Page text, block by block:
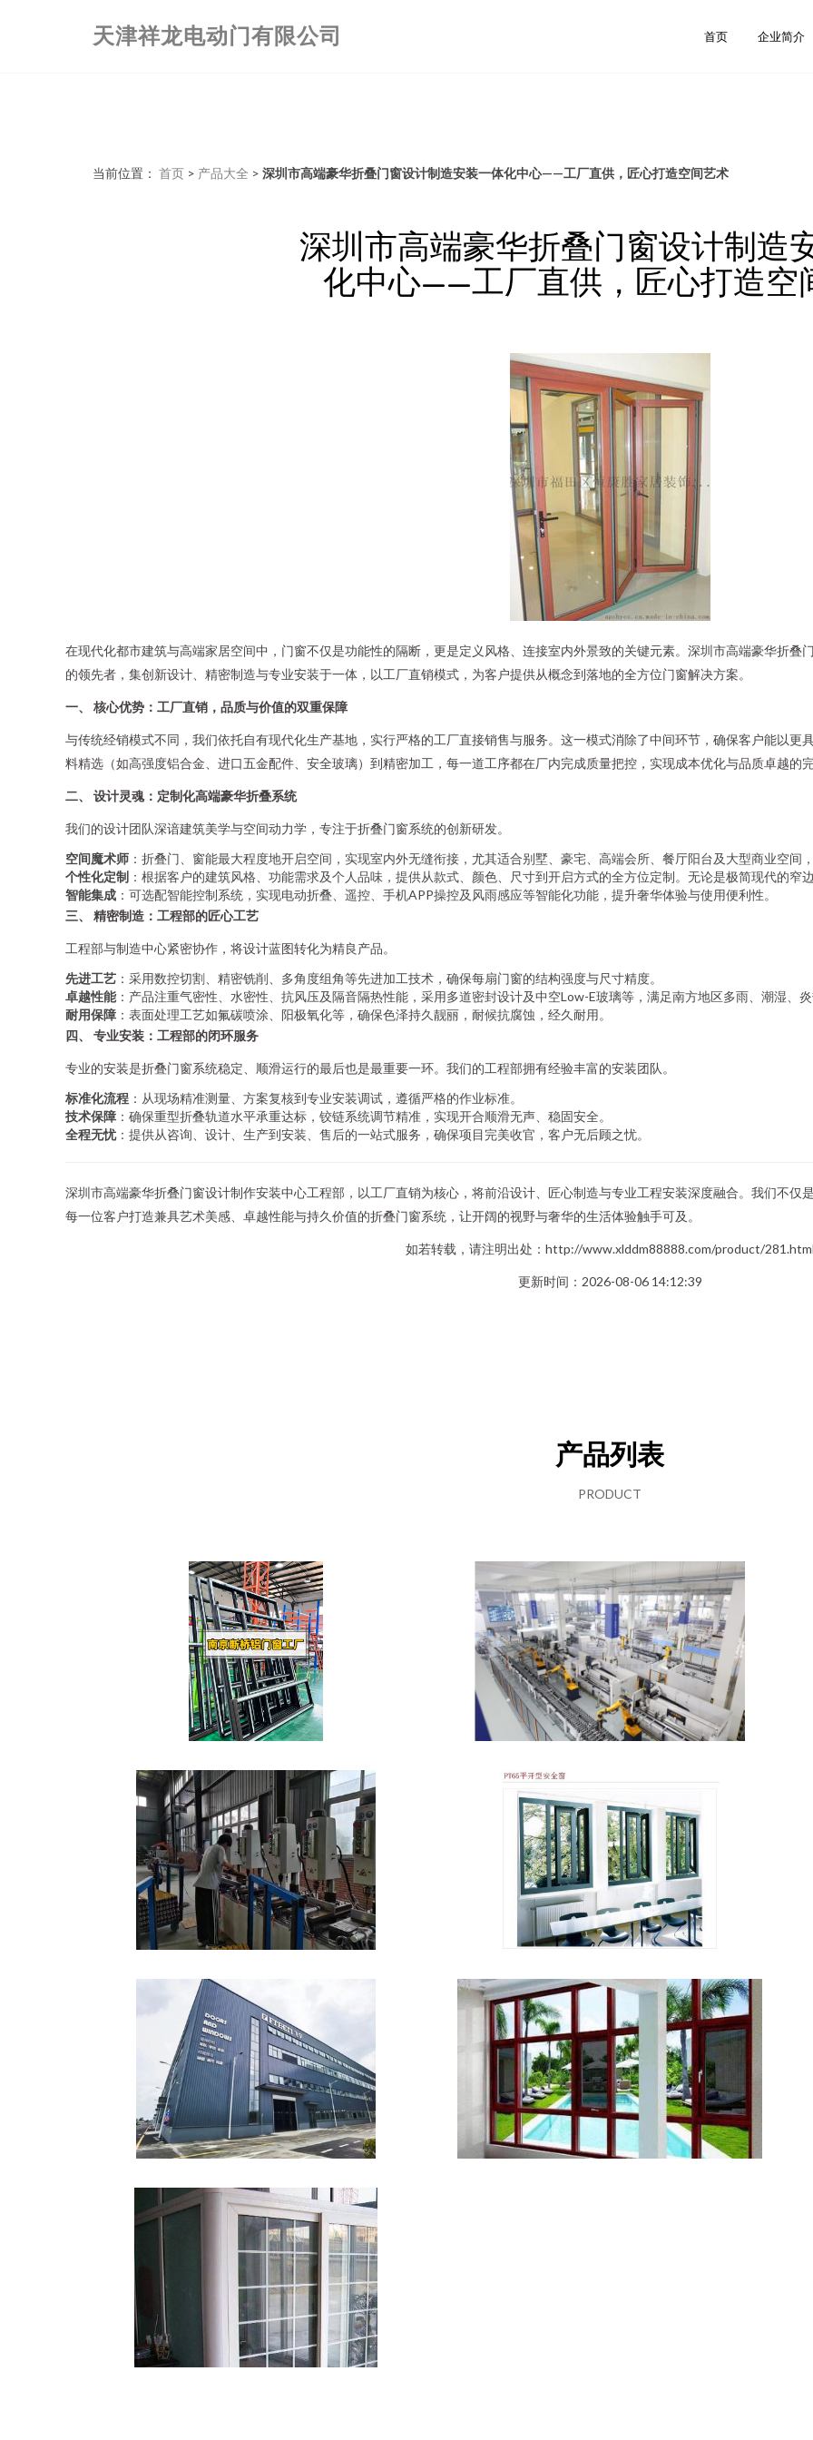
天津祥龙电动门有限公司 首页 企业简介
当前位置： 首页 > 产品大全 > 深圳市高端豪华折叠门窗设计制造安装一体化中心——工厂直供，匠心打造空间艺术
深圳市高端豪华折叠门窗设计制造
化中心——工厂直供，匠心打造空
在现代化都市建筑与高端家居空间中，门窗不仅是功能性的隔断，更是定义风格、连接室内外景致的关键元素。深圳市高端豪华折叠
的领先者，集创新设计、精密制造与专业安装于一体，以工厂直销模式，为客户提供从概念到落地的全方位门窗解决方案。
一、 核心优势：工厂直销，品质与价值的双重保障
与传统经销模式不同，我们依托自有现代化生产基地，实行严格的工厂直接销售与服务。这一模式消除了中间环节，确保客户能以更
料精选（如高强度铝合金、进口五金配件、安全玻璃）到精密加工，每一道工序都在厂内完成质量把控，实现成本优化与品质卓越的
二、 设计灵魂：定制化高端豪华折叠系统
我们的设计团队深谙建筑美学与空间动力学，专注于折叠门窗系统的创新研发。
空间魔术师 ：折叠门、窗能最大程度地开启空间，实现室内外无缝衔接，尤其适合别墅、豪宅、高端会所、餐厅阳台及大型商业空间
个性化定制 ：根据客户的建筑风格、功能需求及个人品味，提供从款式、颜色、尺寸到开启方式的全方位定制。无论是极简现代的
智能集成 ：可选配智能控制系统，实现电动折叠、遥控、手机APP操控及风雨感应等智能化功能，提升奢华体验与使用便利性。
三、 精密制造：工程部的匠心工艺
工程部与制造中心紧密协作，将设计蓝图转化为精良产品。
先进工艺 ：采用数控切割、精密铣削、多角度组角等先进加工技术，确保每扇门窗的结构强度与尺寸精度。
卓越性能：产品注重气密性、水密性、抗风压及隔音隔热性能，采用多道密封设计及中空Low-E玻璃等，满足南方地区多雨、潮湿、
耐用保障 ：表面处理工艺如氟碳喷涂、阳极氧化等，确保色泽持久靓丽，耐候抗腐蚀，经久耐用。
四、 专业安装：工程部的闭环服务
专业的安装是折叠门窗系统稳定、顺滑运行的最后也是最重要一环。我们的工程部拥有经验丰富的安装团队。
标准化流程 ：从现场精准测量、方案复核到专业安装调试，遵循严格的作业标准。
技术保障 ：确保重型折叠轨道水平承重达标，铰链系统调节精准，实现开合顺滑无声、稳固安全。
全程无忧：提供从咨询、设计、生产到安装、售后的一站式服务，确保项目完美收官，客户无后顾之忧。
深圳市高端豪华折叠门窗设计制作安装中心工程部，以工厂直销为核心，将前沿设计、匠心制造与专业工程安装深度融合。我们不仅
每一位客户打造兼具艺术美感、卓越性能与持久价值的折叠门窗系统，让开阔的视野与奢华的生活体验触手可及。
如若转载，请注明出处：http://www.xlddm88888.com/product/
更新时间：2026-08-06 14:12:39
产品列表
PRODUCT